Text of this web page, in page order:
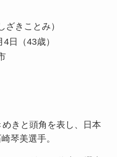
ざきことみ）
日（43歳）
きと頭角を表し、日本
琴美選手。